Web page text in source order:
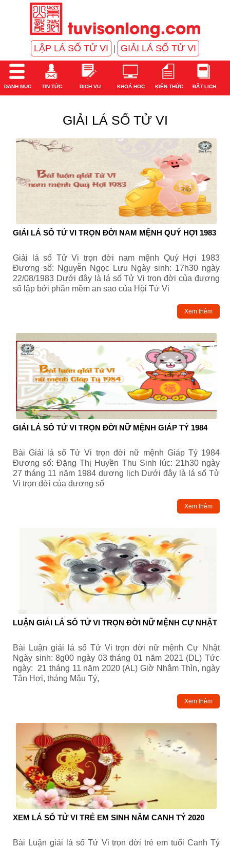
LẬP LÁ SỐ TỬ VI GIẢI LÁ SỐ TỬ VI
DANH MỤC TIN TỨC DỊCH VỤ KHOÁ HỌC KIẾN THỨC ĐẶT LỊCH
GIẢI LÁ SỐ TỬ VI
GIẢI LÁ SỐ TỬ VI TRỌN ĐỜI NAM MỆNH QUÝ HỢI 1983
Giải lá số Tử Vi trọn đời nam mệnh Quý Hợi 1983
Đương số: Nguyễn Ngọc Lưu Ngày sinh: 17h30 ngày
22/08/1983 Dưới đây là lá số Tử Vi trọn đời của đương
số lập bởi phần mềm an sao của Hội Tử Vi
Xem thêm
GIẢI LÁ SỐ TỬ VI TRỌN ĐỜI NỮ MỆNH GIÁP TÝ 1984
Bài Giải lá số Tử Vi trọn đời nữ mệnh Giáp Tý 1984
Đương số: Đặng Thị Huyền Thu Sinh lúc: 21h30 ngày
27 tháng 11 năm 1984 dương lịch Dưới đây là lá số Tử
Vi trọn đời của đương số
Xem thêm
LUẬN GIẢI LÁ SỐ TỬ VI TRỌN ĐỜI NỮ MỆNH CỰ NHẬT
Bài Luận giải lá số Tử Vi trọn đời nữ mệnh Cự Nhật
Ngày sinh: 8g00 ngày 03 tháng 01 năm 2021 (DL) Tức
ngày: 21 tháng 11 năm 2020 (AL) Giờ Nhâm Thìn, ngày
Tân Hợi, tháng Mậu Tý,
Xem thêm
XEM LÁ SỐ TỬ VI TRẺ EM SINH NĂM CANH TÝ 2020
Bài Luận giải lá số Tử Vi trọn đời trẻ em tuổi Canh Tý